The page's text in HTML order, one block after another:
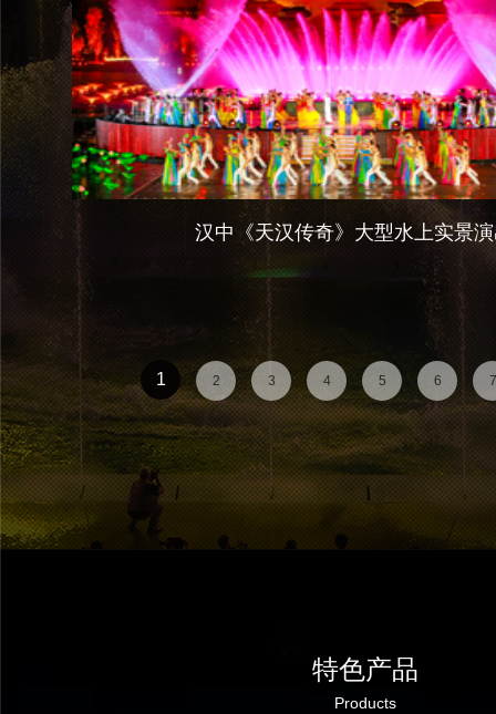
汉中《天汉传奇》大型水上实景
1 2 3 4 5 6 7
特色产品
Products